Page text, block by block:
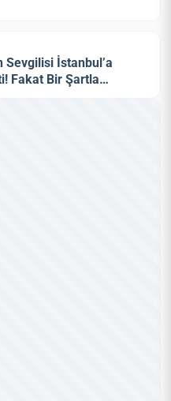
Sevgilisi İstanbul’a
Fakat Bir Şartla…